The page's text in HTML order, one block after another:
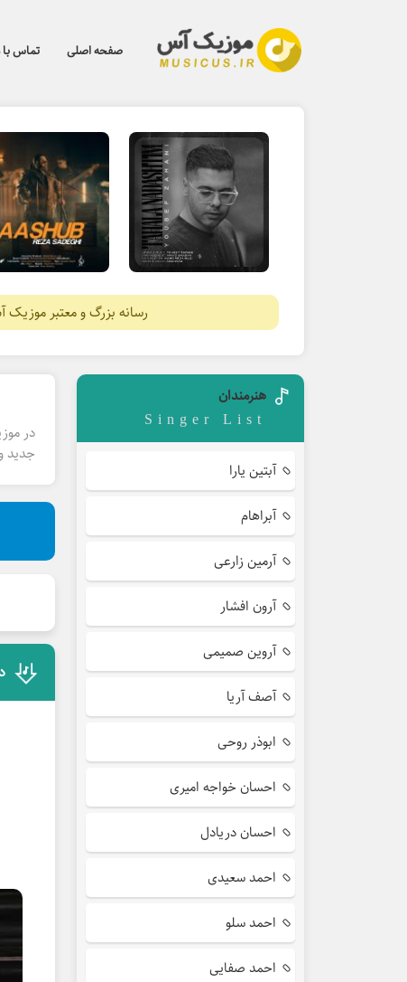
صفحه اصلی تماس با
رسانه بزرگ و معتبر
در
جدید
هنرمندان
Singer List
آبتین یارا
آبراهام
آرمین زارعی
آرون افشار
آروین صمیمی
آصف آریا
ابوذر روحی
احسان خواجه امیری
احسان دریادل
احمد سعیدی
احمد سلو
احمد صفایی